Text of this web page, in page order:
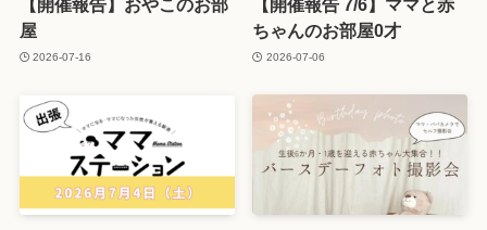
【開催報告】おやこのお部
屋
2026-07-16
【開催報告 7/6】ママと赤
ちゃんのお部屋0才
2026-07-06